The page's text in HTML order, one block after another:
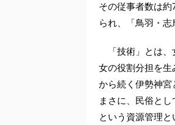
その従事者数は
られ、「鳥羽・
「技術」とは、
女の役割分担を
から続く伊勢神宮
まさに、民俗と
という資源管理と